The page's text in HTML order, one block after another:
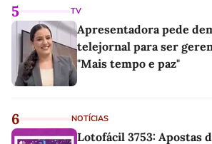
5 TV
Apresentadora pede
telejornal para ser
"Mais tempo e paz"
6 NOTÍCIAS
Lotofácil 3753: Apostas